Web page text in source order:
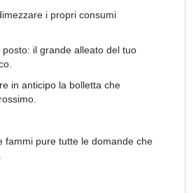
i propri consumi
il grande alleato del tuo
in anticipo la bolletta che
fammi pure tutte le domande che